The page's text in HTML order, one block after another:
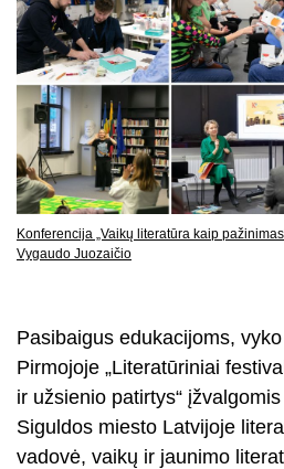
Konferencija „Vaikų literatūra kaip
Vygaudo Juozaičio
Pasibaigus edukacijoms,
Pirmojoje „Literatūriniai
ir užsienio patirtys“
Siguldos miesto Latvijoje
vadovė, vaikų ir jaunimo